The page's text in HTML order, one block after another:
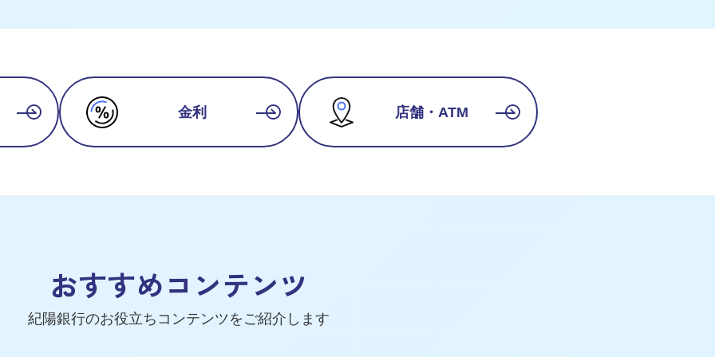
金利 店舗・ATM
おすすめコンテンツ
紀陽銀行のお役立ちコンテンツを ご紹介します